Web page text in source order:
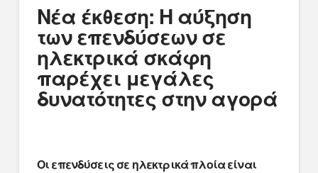
Νέα έκθεση: Η αύξηση
των επενδύσεων σε
ηλεκτρικά σκάφη
παρέχει μεγάλες
δυνατότητες στην αγορά
Οι επενδύσεις σε ηλεκτρικά πλοία είναι